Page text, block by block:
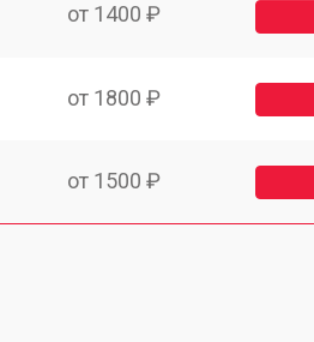
от 1400 ₽
от 1800 ₽
от 1500 ₽